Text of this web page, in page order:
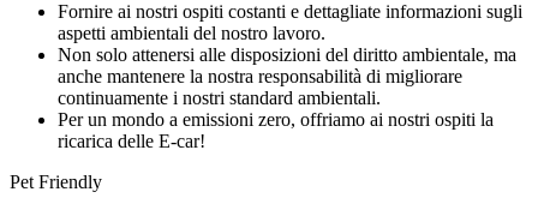
Fornire ai nostri ospiti costanti e dettagliate informazioni sugli
aspetti ambientali del nostro lavoro.
Non solo attenersi alle disposizioni del diritto ambientale, ma
anche mantenere la nostra responsabilità di migliorare
continuamente i nostri standard ambientali.
Per un mondo a emissioni zero, offriamo ai nostri ospiti la
ricarica delle E-car!
Pet Friendly